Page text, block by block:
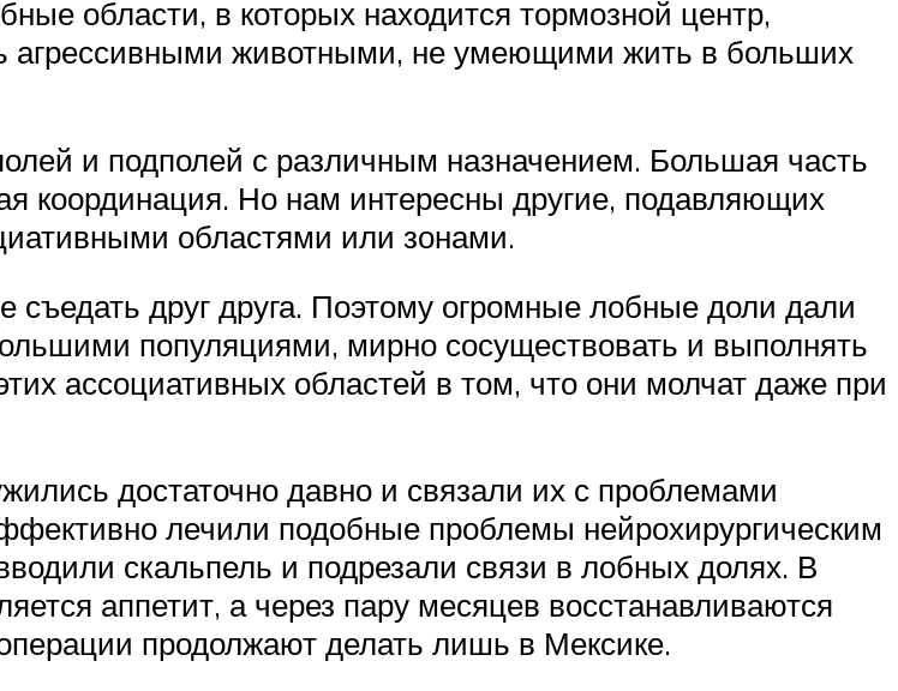
области, в которых находится тормозной центр,
агрессивными животными, не умеющими жить в больших
и подполей с различным назначением. Большая часть
координация. Но нам интересны другие, подавляющих
областями или зонами.
друг друга. Поэтому огромные лобные доли дали
популяциями, мирно сосуществовать и выполнять
ассоциативных областей в том, что они молчат даже при
достаточно давно и связали их с проблемами
лечили подобные проблемы нейрохирургическим
скальпель и подрезали связи в лобных долях. В
аппетит, а через пару месяцев восстанавливаются
продолжают делать лишь в Мексике.